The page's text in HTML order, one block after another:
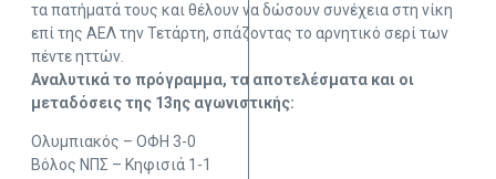
τα πατήματά τους και θέλουν να δώσουν συνέχεια στη νίκη
επί της ΑΕΛ την Τετάρτη, σπάζοντας το αρνητικό σερί των
πέντε ηττών.
Αναλυτικά το πρόγραμμα, τα αποτελέσματα και οι
μεταδόσεις της 13ης αγωνιστικής:
Ολυμπιακός – ΟΦΗ 3-0
Βόλος ΝΠΣ – Κηφισιά 1-1